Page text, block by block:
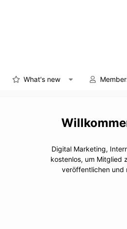
What's new
Digital Marketing,
kostenlos, um Mitglied
veröffentlichen und